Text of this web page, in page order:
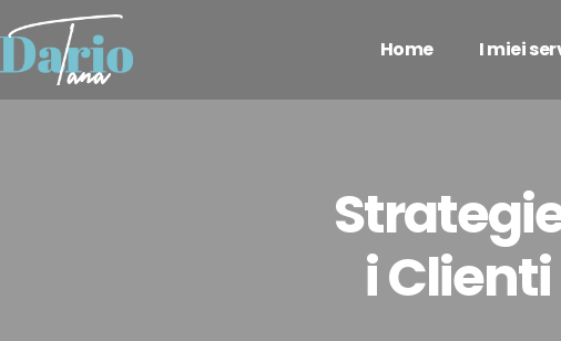
Home I miei
i